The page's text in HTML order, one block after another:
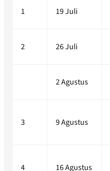
1 19 Juli
2 26 Juli
2 Agustus
3 9 Agustus
4 16 Agustus